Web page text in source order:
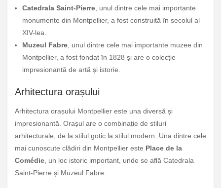
Catedrala Saint-Pierre , unul dintre cele mai importante
monumente din Montpellier, a fost construită în secolul al
XIV-lea.
Muzeul Fabre , unul dintre cele mai importante muzee din
Montpellier, a fost fondat în 1828 și are o colecție
impresionantă de artă și istorie.
Arhitectura orașului
Arhitectura orașului Montpellier este una diversă și
impresionantă. Orașul are o combinație de stiluri
arhitecturale, de la stilul gotic la stilul modern. Una dintre cele
mai cunoscute clădiri din Montpellier este Place de la
Comédie , un loc istoric important, unde se află Catedrala
Saint-Pierre și Muzeul Fabre.